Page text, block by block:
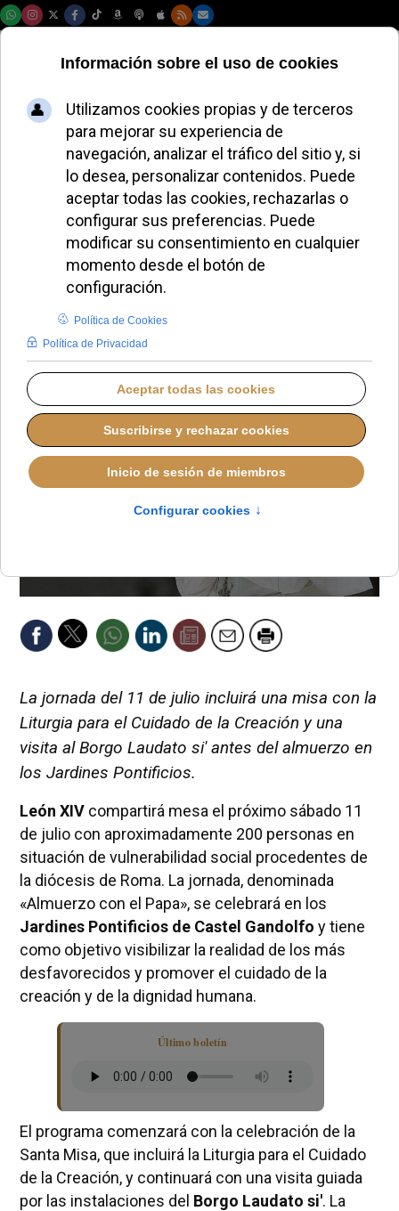
León XIV almorzará
con 200 personas
vulnerables en
Castel Gandolfo
ALMUDENA BUENADICHA
PAPA LEÓN XIV
MIÉRCOLES, 08 JULIO 2026 12:28
La jornada del 11 de julio incluirá una misa con la
Liturgia para el Cuidado de la Creación y una
visita al Borgo Laudato si' antes del almuerzo en
los Jardines Pontificios.
León XIVcompartirá mesa el próximo sábado 11
de julio con aproximadamente 200 personas en
situación de vulnerabilidad social procedentes de
la diócesis de Roma. La jornada, denominada
«Almuerzo con el Papa», se celebrará en los
Jardines Pontificios de Castel Gandolfo y tiene
como objetivo visibilizar la realidad de los más
desfavorecidos y promover el cuidado de la
creación y de la dignidad humana.
Último boletín
El programa comenzará con la celebración de la
Santa Misa, que incluirá la Liturgia para el Cuidado
de la Creación, y continuará con una visita guiada
por las instalaciones del Borgo Laudato si'. La